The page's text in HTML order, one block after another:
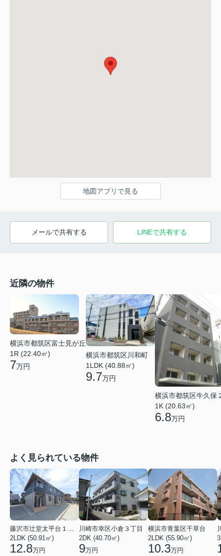
地図アプリで見る
メールで共有する LINEで共有する
近隣の物件
横浜市都筑区富士見が丘
1R (22.40㎡)
7万円
横浜市都筑区川和町
1LDK (40.88㎡)
9.7万円
横浜市都筑区牛久保
1K (20.63㎡)
6.8万円
よく見られている物件
2LDK (50.91㎡)
12.8万円
川崎市幸区小倉３丁目
2DK (40.70㎡)
9万円
横浜市青葉区千草台
2LDK (55.90㎡)
10.3万円